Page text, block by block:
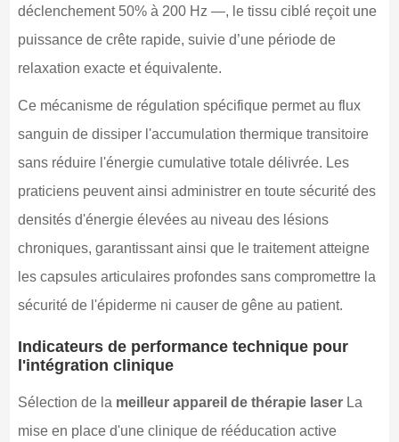
déclenchement 50% à 200 Hz —, le tissu ciblé reçoit une
puissance de crête rapide, suivie d’une période de
relaxation exacte et équivalente.
Ce mécanisme de régulation spécifique permet au flux
sanguin de dissiper l'accumulation thermique transitoire
sans réduire l'énergie cumulative totale délivrée. Les
praticiens peuvent ainsi administrer en toute sécurité des
densités d'énergie élevées au niveau des lésions
chroniques, garantissant ainsi que le traitement atteigne
les capsules articulaires profondes sans compromettre la
sécurité de l'épiderme ni causer de gêne au patient.
Indicateurs de performance technique pour
l'intégration clinique
Sélection de la meilleur appareil de thérapie laserLa
mise en place d'une clinique de rééducation active